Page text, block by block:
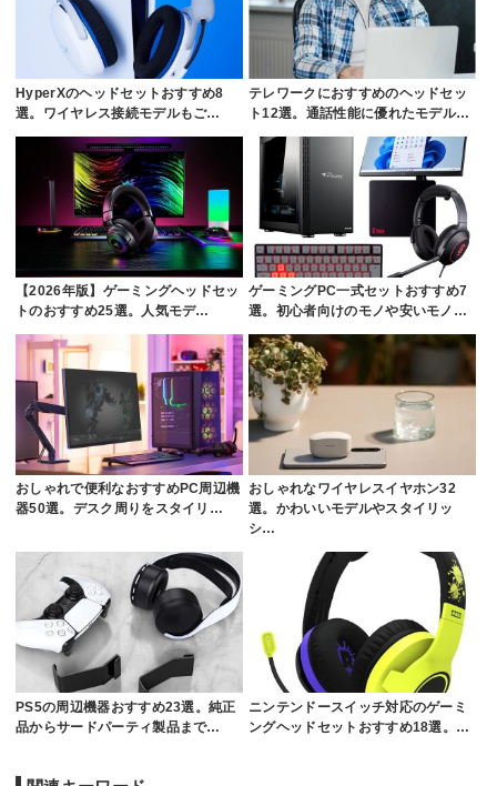
HyperXのヘッドセットおすすめ8
選。ワイヤレス接続モデルもご…
テレワークにおすすめのヘッドセッ
ト12選。通話性能に優れたモデル…
【2026年版】ゲーミングヘッドセッ
トのおすすめ25選。人気モデ…
ゲーミングPC一式セットおすすめ7
選。初心者向けのモノや安いモノ…
おしゃれで便利なおすすめPC周辺機
器50選。デスク周りをスタイリ…
おしゃれなワイヤレスイヤホン32
選。かわいいモデルやスタイリッ
シ…
PS5の周辺機器おすすめ23選。純正
品からサードパーティ製品まで…
ニンテンドースイッチ対応のゲーミ
ングヘッドセットおすすめ18選。…